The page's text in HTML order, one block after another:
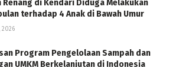
Renang di Kendari Diduga Melakukan
terhadap 4 Anak di Bawah Umur
2026
Program Pengelolaan Sampah dan
UMKM Berkelanjutan di Indonesia